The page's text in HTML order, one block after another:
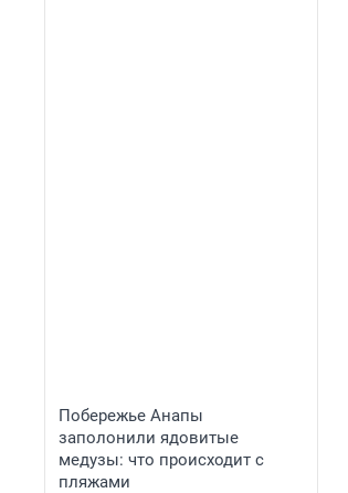
Побережье Анапы
заполонили ядовитые
медузы: что происходит с
пляжами